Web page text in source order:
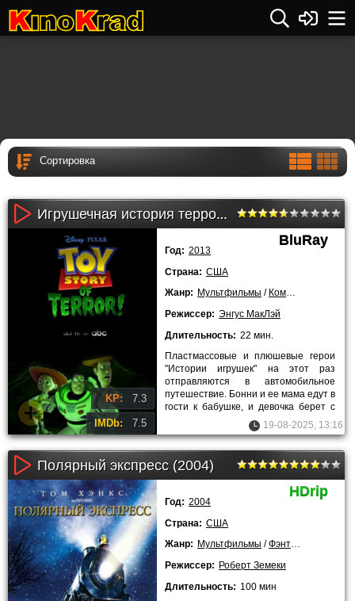
Игрушечная история террора (2013)
KP: 7.3
IMDb: 7.5
BluRay
Год: 2013
Страна: США
Жанр: Мультфильмы / Комедии
Режиссер: Энгус МакЛэй
Длительность: 22 мин.
Пластмассовые и плюшевые герои
"Истории игрушек" на этот раз
отправляются в автомобильное
путешествие. Бонни и ее мама едут в
гости к бабушке, и девочка берет с
собой любимчиков -
19-08-2025, 13:16
Полярный экспресс (2004)
HDrip
Год: 2004
Страна: США
Жанр: Мультфильмы /Фэнтези
Режиссер: Роберт Земеки
Длительность: 100 мин